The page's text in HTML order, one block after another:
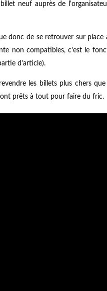
neuf auprès de
donc de se retrouver sur
non compatibles, c'est le
d'article).
les billets plus chers
prêts à tout pour faire du fric.